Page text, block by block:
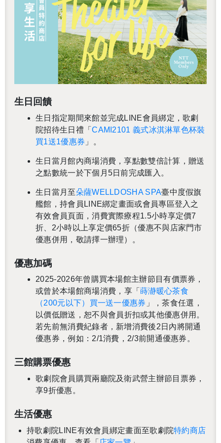
生日回饋
生日指定期間來館並完成LINE會員綁定，歌劇
院招待生日禮「CAMI2101 義式冰淇淋單色杯裝
買1送1優惠券 」。
生日當月館內商場消費，享點數雙倍計算， 贈送
之點數統一於下個月5日前完成匯入。
生日當月至朵薩WELLDOSHA SPA臺中度假旗
艦館，持會員LINE綁定畫面或會員專區登入之
有效會員頁面，消費實際療程1.5小時享定價7
折、2小時以上享定價65折（優惠不與店家門市
優惠併用，敬請擇一辦理）。
優惠加碼
2025-2026年曾購買本場館主辦節目有價票券，
或曾於本場館商場消費 ，享「蒔瀞暖心茶食
（200元以下）買一送一優惠券 」
，茶食任選，
以價低贈送， 恕不與會員折扣或其他優惠併用 。
若先前無消費紀錄者，新增消費後2日內將開通
優惠券，例如：2/1消費，2/3前開通優惠券。
三館購票優惠
歌劇院會員購買兩廳院及衛武營主辦節目票券，
享9折優惠。
生活優惠
持歌劇院LINE有效會員綁定畫面至歌劇院特約商店